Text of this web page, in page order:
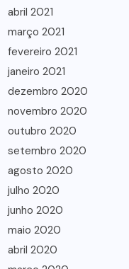
abril 2021
março 2021
fevereiro 2021
janeiro 2021
dezembro 2020
novembro 2020
outubro 2020
setembro 2020
agosto 2020
julho 2020
junho 2020
maio 2020
abril 2020